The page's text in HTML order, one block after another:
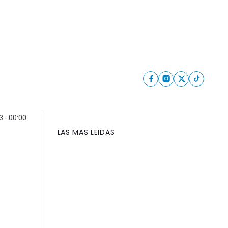
- 00:00
LAS MAS LEIDAS